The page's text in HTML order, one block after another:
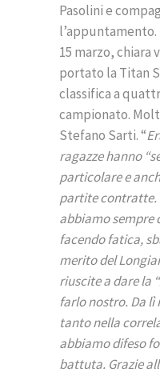
Pasolini e
15 marzo, chiara
portato la Titan
classifica a
campionato.
Stefano Sarti. “
ragazze hanno
particolare e
partite contratte.
abbiamo sempre
facendo fatica,
merito del
riuscite a dare la
farlo nostro. Da lì
tanto nella
abbiamo difeso
battuta. Grazie